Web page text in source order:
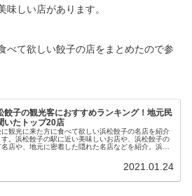
味しい店があります。
べて欲しい餃子の店をまとめたので参
餃子の観光客におすすめランキング！地元民
いたトップ20店
に観光に来た方に食べて欲しい浜松餃子の名店を紹介
す。浜松餃子の駅に近い美味しいお店や、浜松餃子の
名店や、地元に密着した隠れた名店などを紹介。浜松
2021.01.24